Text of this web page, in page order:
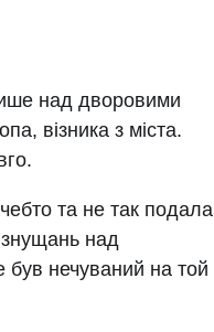
над дворовими
візника з міста.
та не так подала
знущань над
був нечуваний на той